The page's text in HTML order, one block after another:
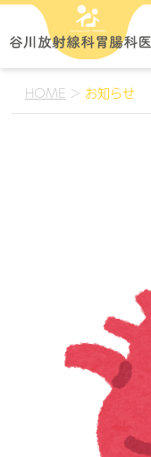
HOME > お知らせ